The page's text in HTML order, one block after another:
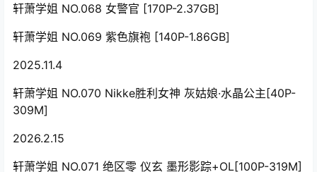
轩萧学姐 NO.068 女警官 [170P-2.37GB]
轩萧学姐 NO.069 紫色旗袍 [140P-1.86GB]
2025.11.4
轩萧学姐 NO.070 Nikke胜利女神 灰姑娘·水晶公主[40P-
309M]
2026.2.15
轩萧学姐 NO.071 绝区零 仪玄 墨形影踪+OL[100P-319M]